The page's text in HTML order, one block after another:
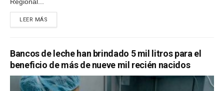
LEER MÁS
Bancos de leche han brindado 5 mil litros para el
beneficio de más de nueve mil recién nacidos